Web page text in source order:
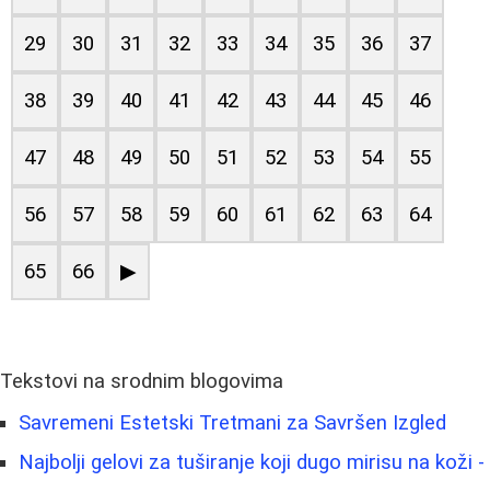
29 30 31 32 33 34 35 36 37
38 39 40 41 42 43 44 45 46
47 48 49 50 51 52 53 54 55
56 57 58 59 60 61 62 63 64
65 66 ▶
Tekstovi na srodnim blogovima
Savremeni Estetski Tretmani za Savršen Izgled
Najbolji gelovi za tuširanje koji dugo mirisu na koži -